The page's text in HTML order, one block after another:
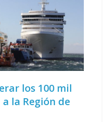
los 100 mil
la Región de